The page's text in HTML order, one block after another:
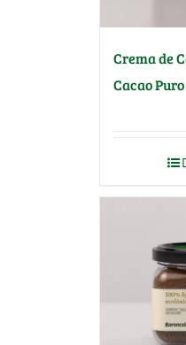
Crema de
Cacao Puro